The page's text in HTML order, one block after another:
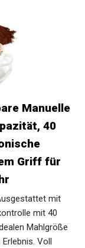
Manuelle
40
Griff für
mit
mit 40
Mahlgröße
Voll